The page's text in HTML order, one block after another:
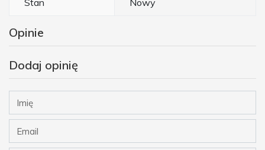
Stan Nowy
Opinie
Dodaj opinię